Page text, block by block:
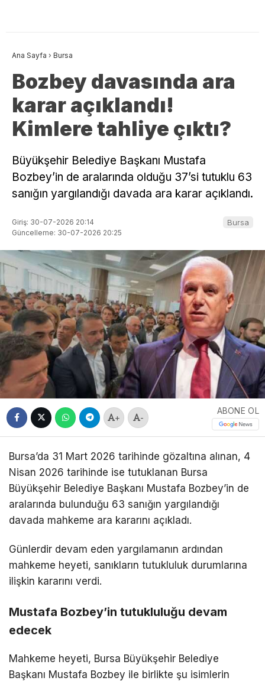
Ana Sayfa › Bursa
Bozbey davasında ara
karar açıklandı!
Kimlere tahliye çıktı?
Büyükşehir Belediye Başkanı Mustafa
Bozbey’in de aralarında olduğu 37’si tutuklu 63
sanığın yargılandığı davada ara karar açıklandı.
Giriş: 30-07-2026 20:14
Güncelleme: 30-07-2026 20:25
Bursa
+ -
ABONE OL
Bursa’da 31 Mart 2026 tarihinde gözaltına alınan, 4
Nisan 2026 tarihinde ise tutuklanan Bursa
Büyükşehir Belediye Başkanı Mustafa Bozbey’in de
aralarında bulunduğu 63 sanığın yargılandığı
davada mahkeme ara kararını açıkladı.
Günlerdir devam eden yargılamanın ardından
mahkeme heyeti, sanıkların tutukluluk durumlarına
ilişkin kararını verdi.
Mustafa Bozbey’in tutukluluğu devam
edecek
Mahkeme heyeti, Bursa Büyükşehir Belediye
Başkanı Mustafa Bozbey ile birlikte şu isimlerin